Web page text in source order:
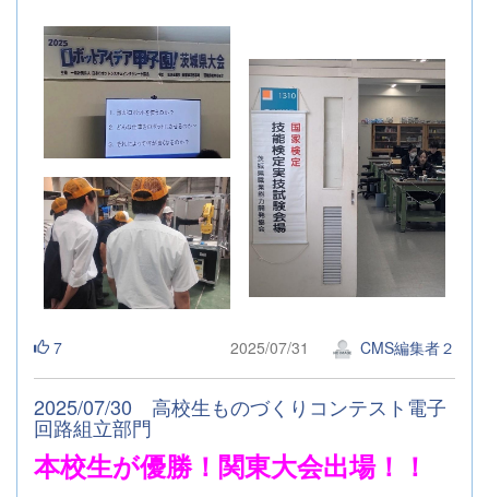
7 2025/07/31 CMS編集者２
2025/07/30 高校生ものづくりコンテスト電子
回路組立部門
本校生が優勝！関東大会出場！！